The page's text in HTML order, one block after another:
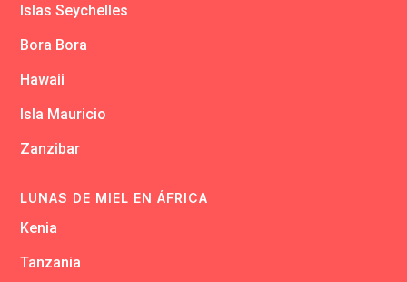
Islas Seychelles
Bora Bora
Hawaii
Isla Mauricio
Zanzibar
LUNAS DE MIEL EN ÁFRICA
Kenia
Tanzania